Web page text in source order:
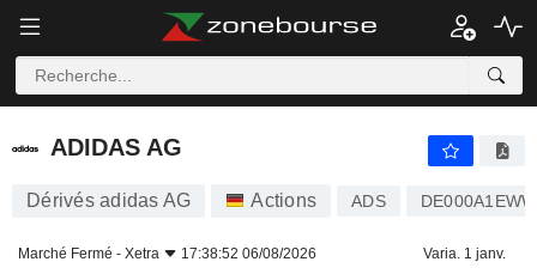
ADIDAS AG
ADIDAS AG
Dérivés adidas AG Actions ADS
Marché Fermé - Xetra 17:38:52 06/08/2026 Varia. 1 janv.